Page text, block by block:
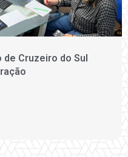
de Cruzeiro do Sul